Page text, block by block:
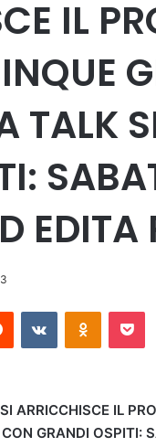
IL
TALK
EDITA
ARRICCHISCE IL
GRANDI OSPITI: